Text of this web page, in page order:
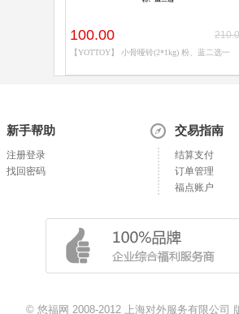
100.00
【YOTTOY】 小骨哑铃(2*1kg) 粉、蓝二选一
新手帮助
注册登录
找回密码
交易指南
结算支付
订单管理
福点账户
© 悠福网 2008-2012 上海对外服务有限公司